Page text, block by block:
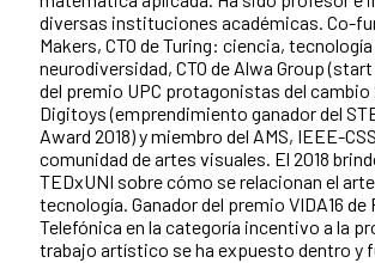
diversas instituciones académicas. Co-
Makers, CTO de Turing: ciencia, tecnología
neurodiversidad, CTO de Alwa Group
del premio UPC protagonistas del cambio
Digitoys (emprendimiento ganador del
Award 2018) y miembro del AMS, IEEE-
comunidad de artes visuales. El 2018
TEDxUNI sobre cómo se relacionan el
tecnología. Ganador del premio VIDA16 de
Telefónica en la categoría incentivo a la
trabajo artístico se ha expuesto dentro y